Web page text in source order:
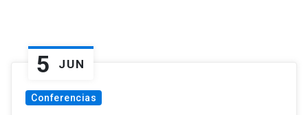
5 JUN
Conferencias